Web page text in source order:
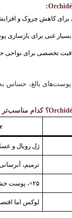
برای کاهش چروک و
غنی برای بازسازی
تخصصی برای
ژل رویال و
ترمیم،
۲۵+، پوست خشک یا خسته
لوکس اما